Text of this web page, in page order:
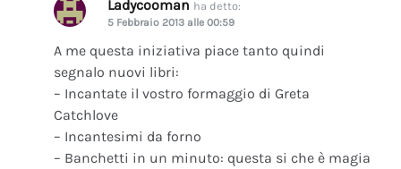
Ladycooman ha detto:
5 Febbraio 2013 alle 00:59
A me questa iniziativa piace tanto quindi
segnalo nuovi libri:
– Incantate il vostro formaggio di Greta
Catchlove
– Incantesimi da forno
– Banchetti in un minuto: questa si che è magia